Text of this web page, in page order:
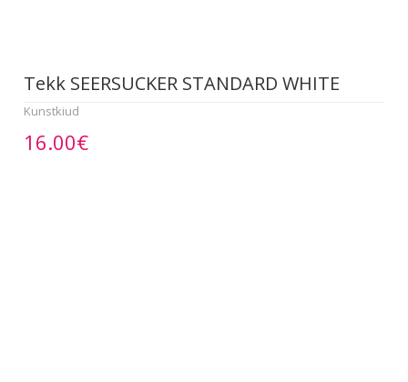
Tekk SEERSUCKER STANDARD WHITE
Kunstkiud
16.00€